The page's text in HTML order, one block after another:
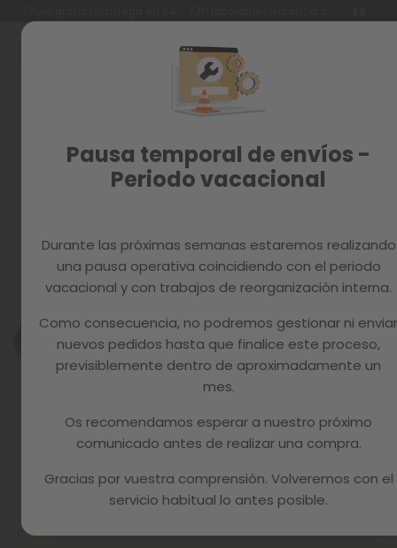
Pausa temporal de envíos -
Periodo vacacional
Durante las próximas semanas estaremos realizando
una pausa operativa coincidiendo con el periodo
vacacional y con trabajos de reorganización interna.
Como consecuencia, no podremos gestionar ni enviar
nuevos pedidos hasta que finalice este proceso,
previsiblemente dentro de aproximadamente un
mes.
Os recomendamos esperar a nuestro próximo
comunicado antes de realizar una compra.
Gracias por vuestra comprensión. Volveremos con el
servicio habitual lo antes posible.
beginning
Inicio